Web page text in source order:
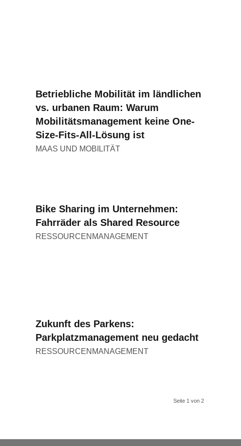
Betriebliche Mobilität im ländlichen
vs. urbanen Raum: Warum
Mobilitätsmanagement keine One-
Size-Fits-All-Lösung ist
MAAS UND MOBILITÄT
Bike Sharing im Unternehmen:
Fahrräder als Shared Resource
RESSOURCENMANAGEMENT
Zukunft des Parkens:
Parkplatzmanagement neu gedacht
RESSOURCENMANAGEMENT
Seite 1 von 2